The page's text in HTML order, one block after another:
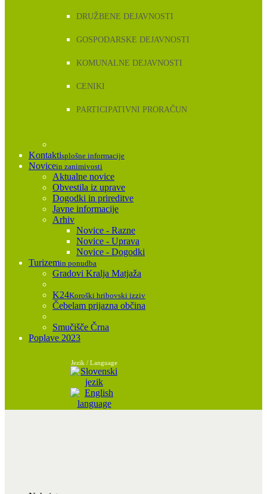
DRUŽBENE DEJAVNOSTI
GOSPODARSKE DEJAVNOSTI
KOMUNALNE DEJAVNOSTI
CENIKI
PARTICIPATIVNI PRORAČUN
Kontaktisplošne informacije
Novicein zanimivosti
Aktualne novice
Obvestila iz uprave
Dogodki in prireditve
Javne informacije
Arhiv
Novice - Razne
Novice - Uprava
Novice - Dogodki
Turizemin ponudba
Gradovi Kralja Matjaža
K24Koroški hribovski izziv
Čebelam prijazna občina
Smučišče Črna
Poplave 2023
Jezik / Language